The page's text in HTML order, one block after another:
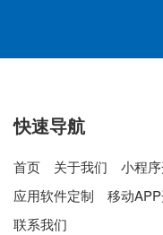
快速导航
首页 关于我们 小程
应用软件定制
移动
联系我们